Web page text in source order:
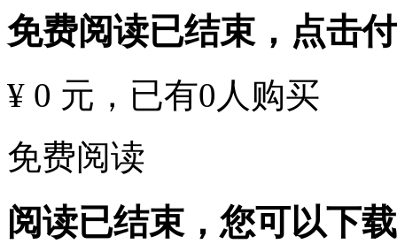
免费阅读已结束，点击
¥ 0 元 ，已有0 人购买
免费阅读
阅读已结束，您可以下